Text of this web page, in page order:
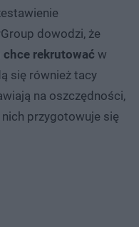
dowodzi, że
rekrutować w
się również tacy
na oszczędności,
przygotowuje się